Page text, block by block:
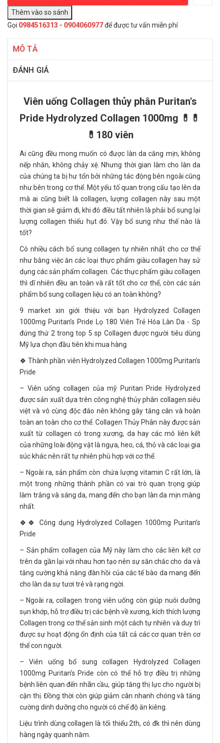
Gọi 0984516313 - 0904060977để được tư vấn miễn phí
MÔ TẢ
ĐÁNH GIÁ
Viên uống Collagen thủy phân Puritan's
Pride Hydrolyzed Collagen 1000mg 💊💊
💊180 viên
Ai cũng đều mong muốn có được làn da căng mịn, không
nếp nhăn, không chảy xệ. Nhưng thời gian làm cho làn da
của chúng ta bị hư tổn bởi những tác động bên ngoài cũng
như bên trong cơ thể. Một yếu tố quan trọng cấu tạo lên da
mà ai cũng biết là collagen, lượng collagen này sau một
thời gian sẽ giảm đi, khi đó điều tất nhiên là phải bổ sung lại
lượng collagen thiếu hụt đó. Vậy bổ sung như thế nào là
tốt?
Có nhiều cách bổ sung collagen tự nhiên nhất cho cơ thể
như bằng việc ăn các loại thực phẩm giàu collagen hay sử
dụng các sản phẩm collagen. Các thực phẩm giàu collagen
thì dĩ nhiên đều an toàn và rất tốt cho cơ thể, còn các sản
phẩm bổ sung collagen liệu có an toàn không?
9 market xin giới thiệu với bạn Hydrolyzed Collagen
1000mg Puritan’s Pride Lọ 180 Viên Trẻ Hóa Làn Da - Sp
đứng thứ 2 trong top 5 sp Collagen được người tiêu dùng
Mỹ lựa chọn đầu tiên khi mua hàng
🍀 Thành phần viên Hydrolyzed Collagen 1000mg Puritan’s
Pride
– Viên uống collagen của mỹ Puritan Pride Hydrolyzed
được sản xuất dựa trên công nghệ thủy phân collagen siêu
việt và vô cùng độc đáo nên không gây tăng cân và hoàn
toàn an toàn cho cơ thể. Collagen Thủy Phân này được sản
xuất từ collagen có trong xương, da hay các mô liên kết
của những loài động vật là ngựa, heo, cá, thỏ và các loại gia
súc khác nên rất tự nhiên phù hợp với cơ thể.
– Ngoài ra, sản phẩm còn chứa lượng vitamin C rất lớn, là
một trong những thành phần có vai trò quan trọng giúp
làm trắng và sáng da, mang đến cho bạn làn da mịn màng
nhất.
🍀🍀 Công dụng Hydrolyzed Collagen 1000mg Puritan’s
Pride
– Sản phẩm collagen của Mỹ này làm cho các liên kết cơ
trên da gần lại với nhau hơn tạo nên sự săn chắc cho da và
tăng cường khả năng đàn hồi của các tế bào da mang đến
cho làn da sự tươi trẻ và rạng ngời.
– Ngoài ra, collagen trong viên uống còn giúp nuôi dưỡng
sụn khớp, hỗ trợ điều trị các bệnh về xương, kích thích lượng
Collagen trong cơ thể sản sinh một cách tự nhiên và duy trì
được sự hoạt động ổn định của tất cả các cơ quan trên cơ
thể con người.
– Viên uống bổ sung collagen Hydrolyzed Collagen
1000mg Puritan’s Pride còn có thể hỗ trợ điều trị những
bệnh liên quan đến nhãn cầu, giúp tăng thị lực cho người bị
cận thị. Đồng thời còn giúp giảm cân nhanh chóng và tăng
cường dinh dưỡng cho người có chế độ ăn kiêng.
Liệu trình dùng collagen là tối thiểu 2th, có đk thì nên dùng
hàng ngày quanh năm.